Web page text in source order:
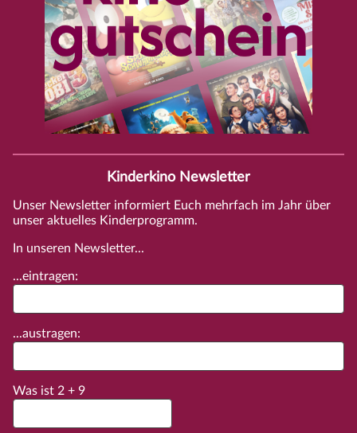
Kinderkino Newsletter
Unser Newsletter informiert Euch mehrfach im Jahr über
unser aktuelles Kinderprogramm.
In unseren Newsletter...
...eintragen:
...austragen:
Was ist 2 + 9